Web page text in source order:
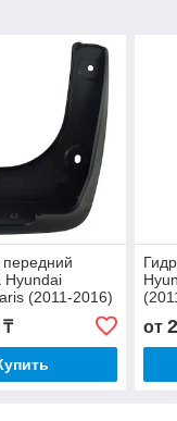
передний
Hyundai
(2011-2016)
от